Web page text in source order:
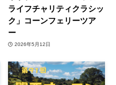
ライフチャリティクラシッ
ク」コーンフェリーツア
ー
2026年5月12日